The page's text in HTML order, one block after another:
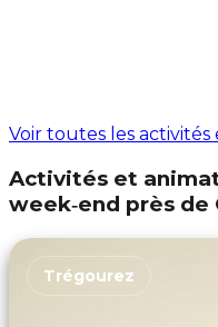
Voir toutes les
Activités et
week‑end près de
Trégourez